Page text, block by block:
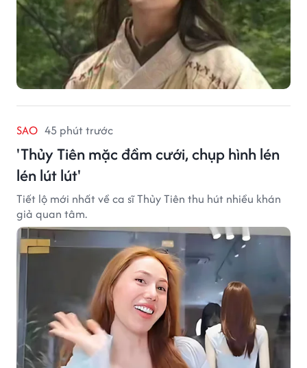
SAO 45 phút trước
'Thủy Tiên mặc đầm cưới, chụp hình lén
lén lút lút'
Tiết lộ mới nhất về ca sĩ Thủy Tiên thu hút nhiều khán
giả quan tâm.